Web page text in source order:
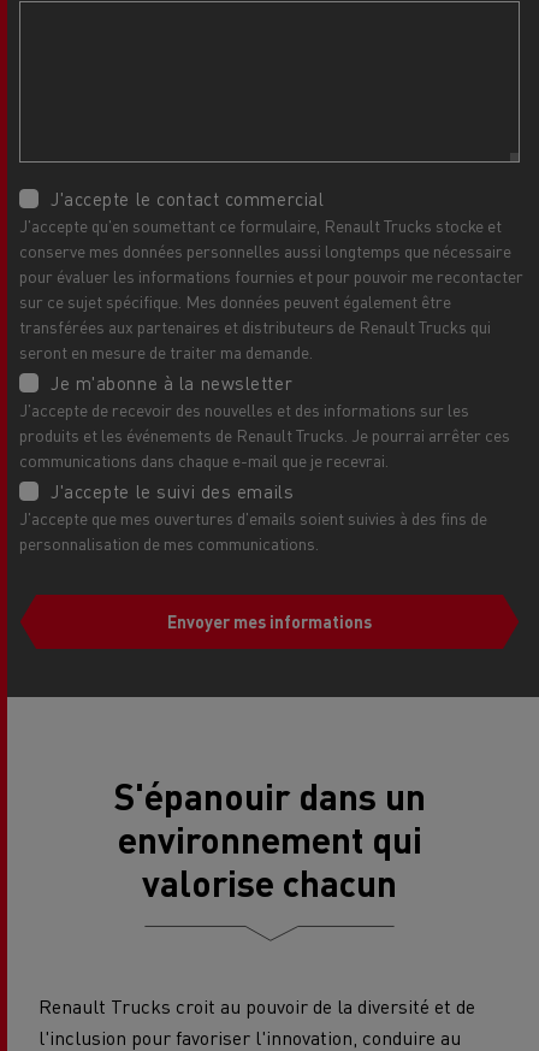
J'accepte le contact commercial
J'accepte qu'en soumettant ce formulaire, Renault Trucks stocke et
conserve mes données personnelles aussi longtemps que nécessaire
pour évaluer les informations fournies et pour pouvoir me recontacter
sur ce sujet spécifique. Mes données peuvent également être
transférées aux partenaires et distributeurs de Renault Trucks qui
seront en mesure de traiter ma demande.
Je m'abonne à la newsletter
J'accepte de recevoir des nouvelles et des informations sur les
produits et les événements de Renault Trucks. Je pourrai arrêter ces
communications dans chaque e-mail que je recevrai.
J'accepte le suivi des emails
J'accepte que mes ouvertures d'emails soient suivies à des fins de
personnalisation de mes communications.
Envoyer mes informations
S'épanouir dans un
environnement qui
valorise chacun
Renault Trucks croit au pouvoir de la diversité et de
l'inclusion pour favoriser l'innovation, conduire au